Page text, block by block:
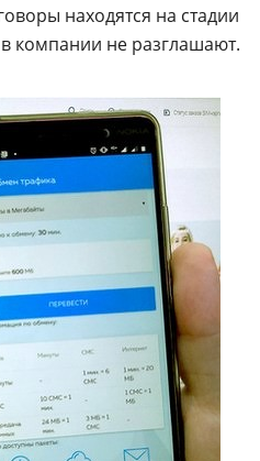
находятся на стадии
компании не разглашают.